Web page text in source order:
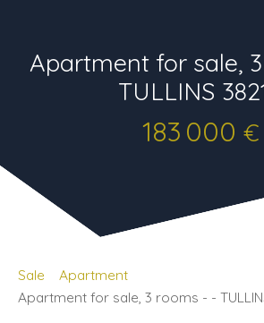
Apartment for sale,
TULLINS
183 000 €
Sale
Apartment
Apartment for sale, 3 rooms - -